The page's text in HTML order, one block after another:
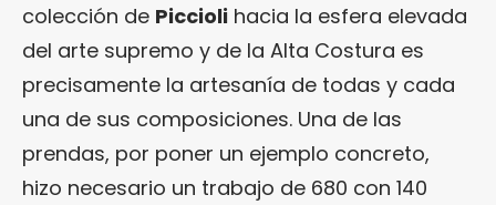
colección de Piccioli hacia la esfera elevada
del arte supremo y de la Alta Costura es
precisamente la artesanía de todas y cada
una de sus composiciones. Una de las
prendas, por poner un ejemplo concreto,
hizo necesario un trabajo de 680 con 140